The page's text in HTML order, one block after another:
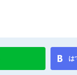
は